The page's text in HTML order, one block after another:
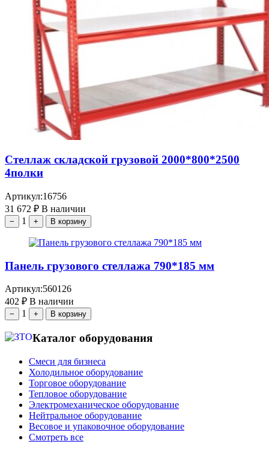
Стеллаж складской грузовой 2000*800*2500
4полки
Артикул:16756
31 672 ₽ В наличии
− 1 + В корзину
Панель грузового стеллажа 790*185 мм
Артикул:560126
402 ₽ В наличии
− 1 + В корзину
Каталог оборудования
Смеси для бизнеса
Холодильное оборудование
Торговое оборудование
Тепловое оборудование
Электромеханическое оборудование
Нейтральное оборудование
Весовое и упаковочное оборудование
Смотреть все